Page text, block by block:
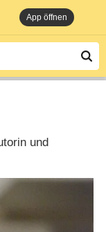
App öffnen
und